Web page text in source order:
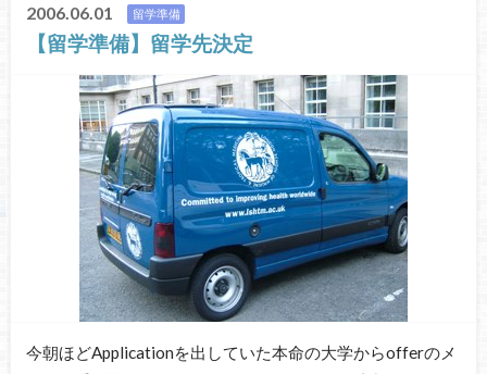
2006.06.01 留学準備
【留学準備】留学先決定
今朝ほどApplicationを出していた本命の大学からofferのメ